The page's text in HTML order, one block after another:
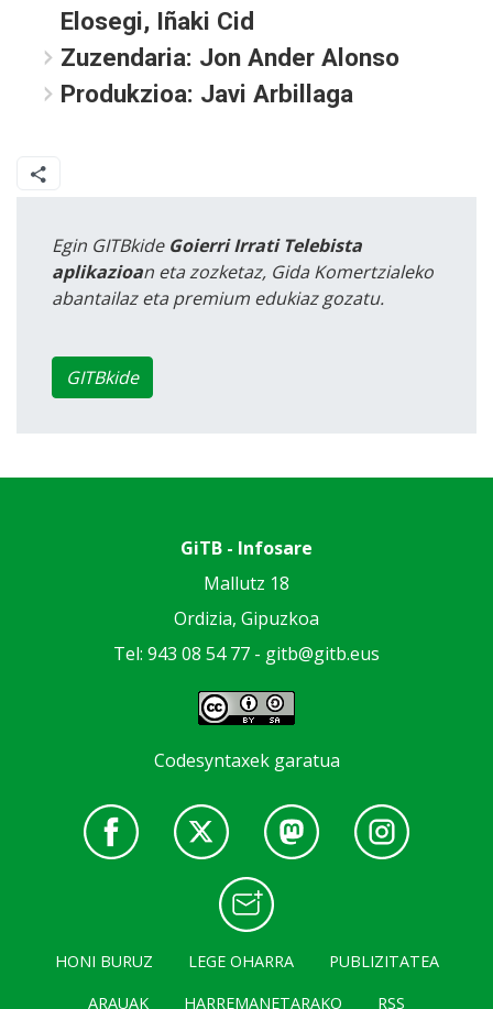
Elosegi, Iñaki Cid
Zuzendaria: Jon Ander Alonso
Produkzioa: Javi Arbillaga
Egin GITBkide Goierri Irrati Telebista
aplikazioan eta zozketaz, Gida Komertzialeko
abantailaz eta premium edukiaz gozatu.
GITBkide
GiTB - Infosare
Mallutz 18
Ordizia, Gipuzkoa
Tel: 943 08 54 77 - gitb@gitb.eus
Codesyntaxek garatua
HONI BURUZ LEGE OHARRA
PUBLIZITATEA
ARAUAK
HARREMANETARAKO RSS